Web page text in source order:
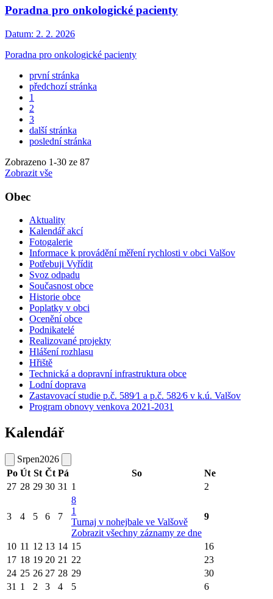
Poradna pro onkologické pacienty
Datum: 2. 2. 2026
Poradna pro onkologické pacienty
první stránka
předchozí stránka
1
2
3
další stránka
poslední stránka
Zobrazeno 1-30 ze 87
Zobrazit vše
Obec
Aktuality
Kalendář akcí
Fotogalerie
Informace k provádění měření rychlosti v obci Valšov
Potřebuji Vyřídit
Svoz odpadu
Současnost obce
Historie obce
Poplatky v obci
Ocenění obce
Podnikatelé
Realizované projekty
Hlášení rozhlasu
Hřiště
Technická a dopravní infrastruktura obce
Lodní doprava
Zastavovací studie p.č. 589⁄1 a p.č. 582⁄6 v k.ú. Valšov
Program obnovy venkova 2021-2031
Kalendář
Srpen2026
Po Út St Čt Pá So
Ne
27 28 29 30 31 1 2
3 4 5 6 7
8
1
Turnaj v nohejbale ve Valšově
Zobrazit všechny záznamy ze dne
9
10 11 12 13 14 15
16
17 18 19 20 21 22
23
24 25 26 27 28 29
30
31 1 2 3 4 5 6